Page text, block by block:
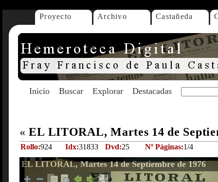
Proyecto Archivo Castañeda
Inicio Buscar Explorar Destacadas
« EL LITORAL, Martes 14 de
Rollo:924 Idx:31833 Dvd:25 Nº Páginas:1/4
EL LITORAL, Martes 14 de Septiembre de 1976